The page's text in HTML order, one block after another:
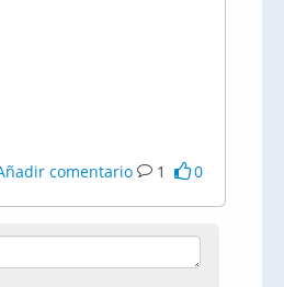
comentario 1 0